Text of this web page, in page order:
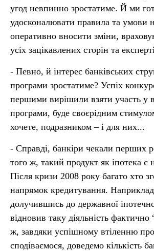
угод невпинно зростатиме. Й ми
удосконалювати правила та умови
оперативно вносити зміни,
усіх зацікавлених сторін та
- Певно, й інтерес банківських
програми зростатиме? Успіх
першими вирішили взяти участь у
програми, буде своєрідним
хочете, подразником – і для них...
- Справді, банкіри чекали перших
того ж, такий продукт як іпотека є
Після кризи 2008 року багато хто
напрямок кредитування.
долучившись до державної
відновив таку діяльність фактично
ж, завдяки успішному втіленню
сподіваємося, доведемо кількість